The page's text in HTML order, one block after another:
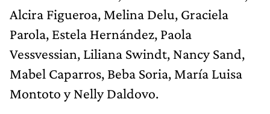
Alcira Figueroa, Melina Delu, Graciela
Parola, Estela Hernández, Paola
Vessvessian, Liliana Swindt, Nancy Sand,
Mabel Caparros, Beba Soria, María Luisa
Montoto y Nelly Daldovo.